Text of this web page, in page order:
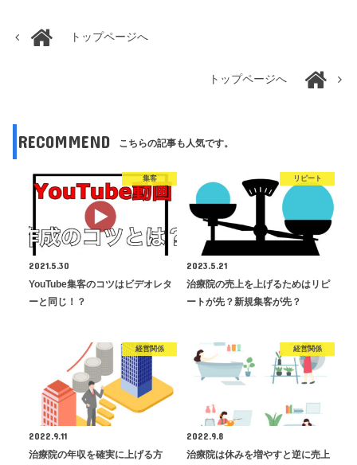
トップページへ
トップページへ
RECOMMEND こちらの記事も人気です。
集客
2021.5.30
YouTube集客のコツはビデオレタ
ーと同じ！？
リピート
2023.5.21
治療院の売上を上げるためはリピ
ートが先？新規集客が先？
経営関係
2022.9.11
治療院の年収を確実に上げる方
経営関係
2022.9.8
治療院は休みを増やすと逆に売上